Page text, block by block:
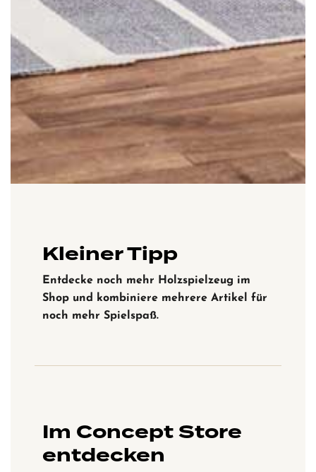
Kleiner Tipp
Entdecke noch mehr Holzspielzeug im
Shop und kombiniere mehrere Artikel für
noch mehr Spielspaß.
Im Concept Store
entdecken